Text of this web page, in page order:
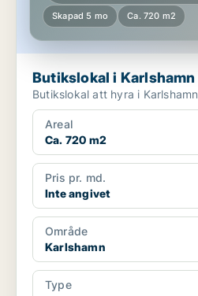
Skapad 5 mo Ca. 720 m2
Butikslokal i Karlshamn
Butikslokal att hyra i Karlshamn
Areal
Ca. 720 m2
Pris pr. md.
Inte angivet
Område
Karlshamn
Type